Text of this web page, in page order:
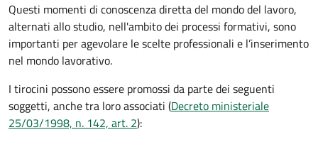
Questi momenti di conoscenza diretta del mondo del lavoro,
alternati allo studio, nell'ambito dei processi formativi, sono
importanti per agevolare le scelte professionali e l’inserimento
nel mondo lavorativo.
I tirocini possono essere promossi da parte dei seguenti
soggetti, anche tra loro associati (Decreto ministeriale
25/03/1998, n. 142, art. 2):